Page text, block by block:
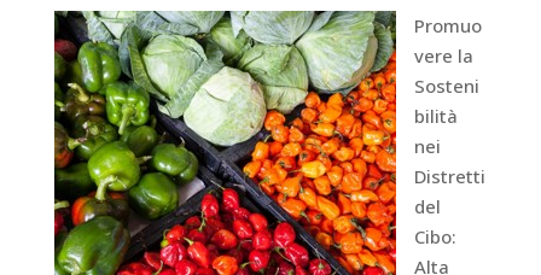
Promuo
vere la
Sosteni
bilità
nei
Distretti
del
Cibo:
Alta